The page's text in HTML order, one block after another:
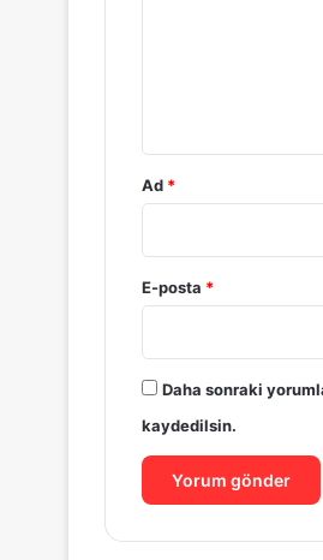
Ad *
E-posta *
Daha sonraki
kaydedilsin.